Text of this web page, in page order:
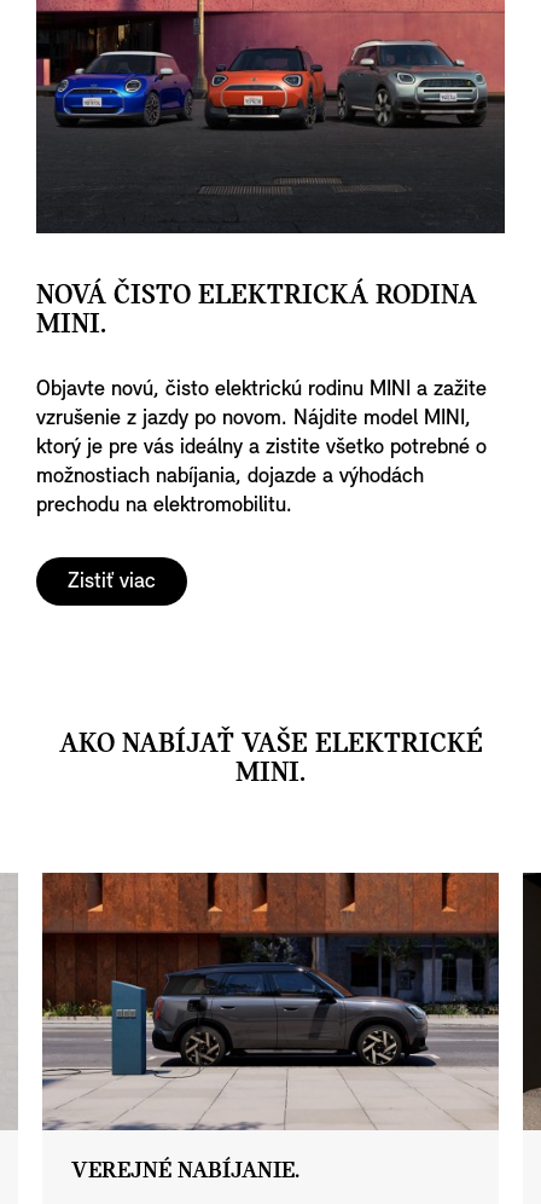
NOVÁ ČISTO ELEKTRICKÁ RODINA
MINI.
Objavte novú, čisto elektrickú rodinu MINI a zažite
vzrušenie z jazdy po novom. Nájdite model MINI,
ktorý je pre vás ideálny a zistite všetko potrebné o
možnostiach nabíjania, dojazde a výhodách
prechodu na elektromobilitu.
Zistiť viac
AKO NABÍJAŤ VAŠE ELEKTRICKÉ
MINI.
VEREJNÉ NABÍJANIE.